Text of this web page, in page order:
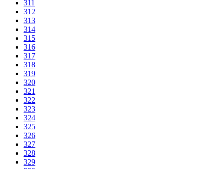
311
312
313
314
315
316
317
318
319
320
321
322
323
324
325
326
327
328
329